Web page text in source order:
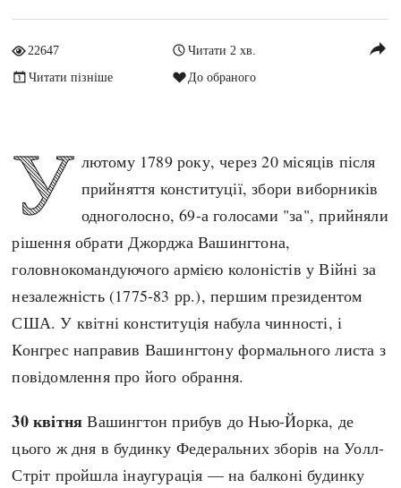
Битви і війни
Катастрофи
Людина і суспільство
Наука, освіта і техніка
Особистості
Подорожі і відкриття
Політика
Релігія
Розваги і дозвілля
Спорт
Чудеса світу
Україна радянська
Регіони
Австралія
Азія
Хронологія
Античні часи
Темні віки
Високе Середньовіччя
Пізнє Середньовіччя
Нова історія
Новітня історія
Наш час
Індекси
Нові статті
Популярні статті
22647
Читати 2 хв.
Читати пізніше
До обраного
reply
У лютому 1789 року, через 20 місяців після
прийняття конституції, збори виборників
одноголосно, 69-а голосами "за", прийняли
рішення обрати Джорджа Вашингтона,
головнокомандуючого армією колоністів у Війні за
незалежність (1775-83 рр.), першим президентом
США. У квітні конституція набула чинності, і
Конгрес направив Вашингтону формального листа з
повідомлення про його обрання.
30 квітня Вашингтон прибув до Нью-Йорка, де
цього ж дня в будинку Федеральних зборів на Уолл-
Стріт пройшла інаугурація — на балконі будинку